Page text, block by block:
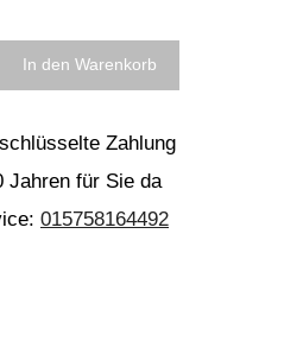
In den Warenkorb
Zahlung
Jahren für Sie da
015758164492